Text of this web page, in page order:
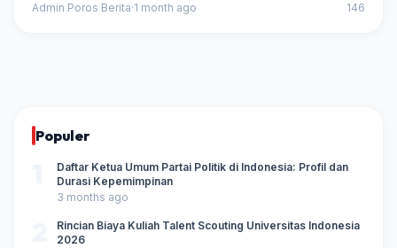
Pasifik. Artikel tersebut mengaj...
Admin Poros Berita·1 month ago 146
Populer
Daftar Ketua Umum Partai Politik di Indonesia: Profil dan
Durasi Kepemimpinan
3 months ago
Rincian Biaya Kuliah Talent Scouting Universitas Indonesia
2026